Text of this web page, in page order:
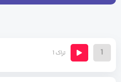
1 تراک 1